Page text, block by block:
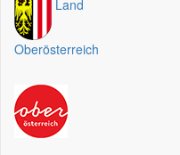
Land
Oberösterreich